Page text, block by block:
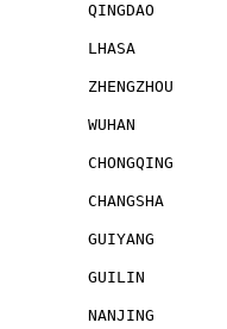
QINGDAO
LHASA
WUHAN
CHONGQING
CHANGSHA
GUIYANG
GUILIN
NANJING